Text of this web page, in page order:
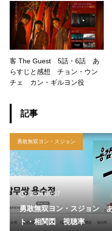
客 The Guest 5話・6話 あ
らすじと感想 チョン・ウン
チェ カン・ギルヨン役
記事
勇敢無双ヨン・スジョン
2026.08.07
勇敢無双ヨン・スジョン
ト・相関図 視聴率